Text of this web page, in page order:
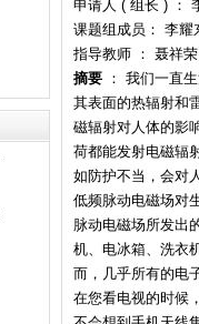
申请人 ( 组长 ) ：
课题组成员： 李耀
指导教师 ： 聂祥
摘要 ： 我们一直
其表面的热辐射和
磁辐射对人体的影
荷都能发射电磁辐
如防护不当，会对
低频脉动电磁场对
脉动电磁场所发出
机、电冰箱、洗衣
而，几乎所有的电
在您看电视的时候